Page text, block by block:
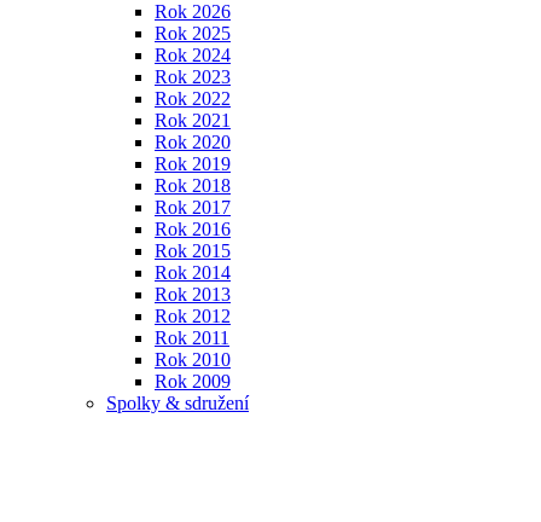
Rok 2026
Rok 2025
Rok 2024
Rok 2023
Rok 2022
Rok 2021
Rok 2020
Rok 2019
Rok 2018
Rok 2017
Rok 2016
Rok 2015
Rok 2014
Rok 2013
Rok 2012
Rok 2011
Rok 2010
Rok 2009
Spolky & sdružení